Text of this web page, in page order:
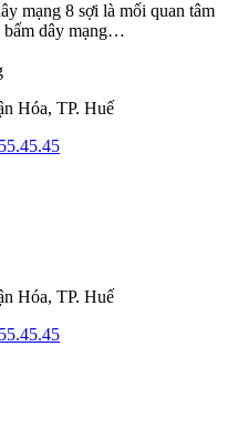
mạng 8 sợi là mối quan tâm
bấm dây mạng…
Hóa, TP. Huế
Hóa, TP. Huế